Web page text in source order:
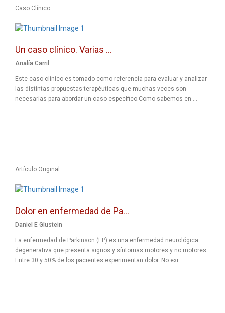
Caso Clínico
Un caso clínico. Varias ...
Analía Carril
Este caso clínico es tomado como referencia para evaluar y analizar
las distintas propuestas terapéuticas que muchas veces son
necesarias para abordar un caso especifico.Como sabemos en ...
Artículo Original
Dolor en enfermedad de Pa...
Daniel E Glustein
La enfermedad de Parkinson (EP) es una enfermedad neurológica
degenerativa que presenta signos y síntomas motores y no motores.
Entre 30 y 50% de los pacientes experimentan dolor. No exi...